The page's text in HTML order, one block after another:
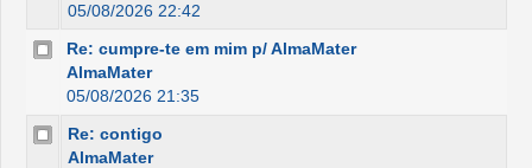
05/08/2026 22:42
Re: cumpre-te em mim p/ AlmaMater
AlmaMater
05/08/2026 21:35
Re: contigo
AlmaMater